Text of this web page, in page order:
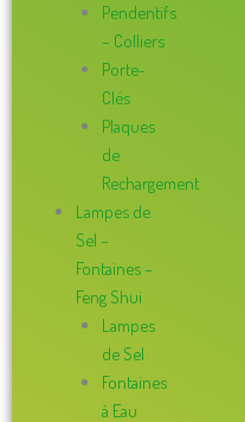
Pendentifs
– Colliers
Porte-
Clés
Plaques
de
Rechargement
Lampes de
Sel –
Fontaines –
Feng Shui
Lampes
de Sel
Fontaines
à Eau